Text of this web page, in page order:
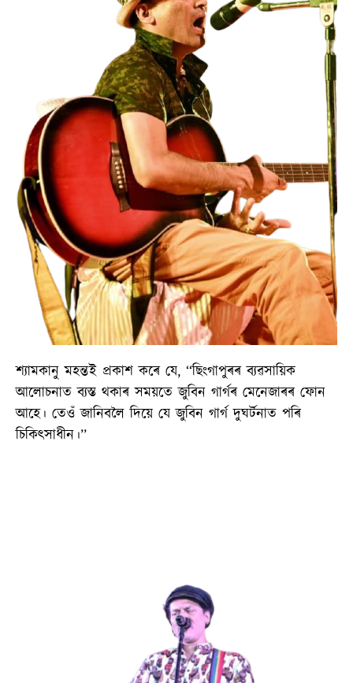
শ্যামকানু মহন্তই প্ৰকাশ কৰে যে, ‘‘ছিংগাপুৰৰ ব্যৱসায়িক
আলোচনাত ব্যস্ত থকাৰ সময়তে জুবিন গাৰ্গৰ মেনেজাৰৰ ফোন
আহে। তেওঁ জানিবলৈ দিয়ে যে জুবিন গাৰ্গ দুঘৰ্টনাত পৰি
চিকিৎসাধীন।’’